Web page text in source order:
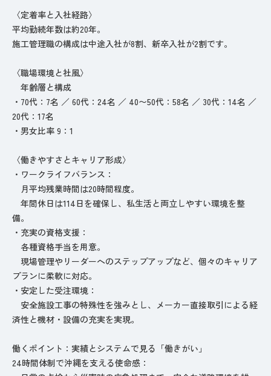
〈定着率と入社経路〉
平均勤続年数は約20年。
施工管理職の構成は中途入社が8割、新卒入社が2割です。
〈職場環境と社風〉
年齢層と構成
・70代：7名 ／ 60代：24名 ／ 40〜50代：58名 ／ 30代：14名 ／
20代：17名
・男女比率 9：1
〈働きやすさとキャリア形成〉️
・ワークライフバランス：
月平均残業時間は20時間程度。
年間休日は114日を確保し、私生活と両立しやすい環境を整
備。
・充実の資格支援：
各種資格手当を用意。
現場管理やリーダーへのステップアップなど、個々のキャリア
プランに柔軟に対応。
・安定した受注環境：
安全施設工事の特殊性を強みとし、メーカー直接取引による経
済性と機材・設備の充実を実現。
働くポイント：実績とシステムで見る「働きがい」
24時間体制で沖縄を支える使命感：